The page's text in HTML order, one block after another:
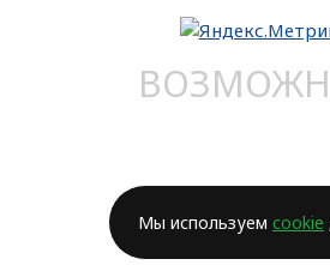
Мы используем cookie